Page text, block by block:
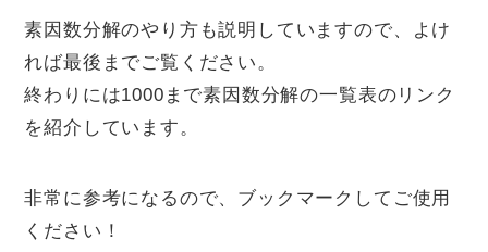
素因数分解のやり方も説明していますので、よけ
れば最後までご覧ください。
終わりには1000まで素因数分解の一覧表のリンク
を紹介しています。
非常に参考になるので、ブックマークしてご使用
ください！